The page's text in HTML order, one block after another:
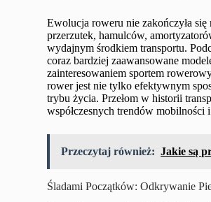
Ewolucja roweru nie zakończyła
przerzutek, hamulców,
wydajnym środkiem transportu.
coraz bardziej zaawansowane
zainteresowaniem sportem
rower jest nie tylko efektywnym
trybu życia. Przełom w historii
współczesnych trendów mobilności
Przeczytaj również: Jakie są
Śladami Początków: Odkrywanie